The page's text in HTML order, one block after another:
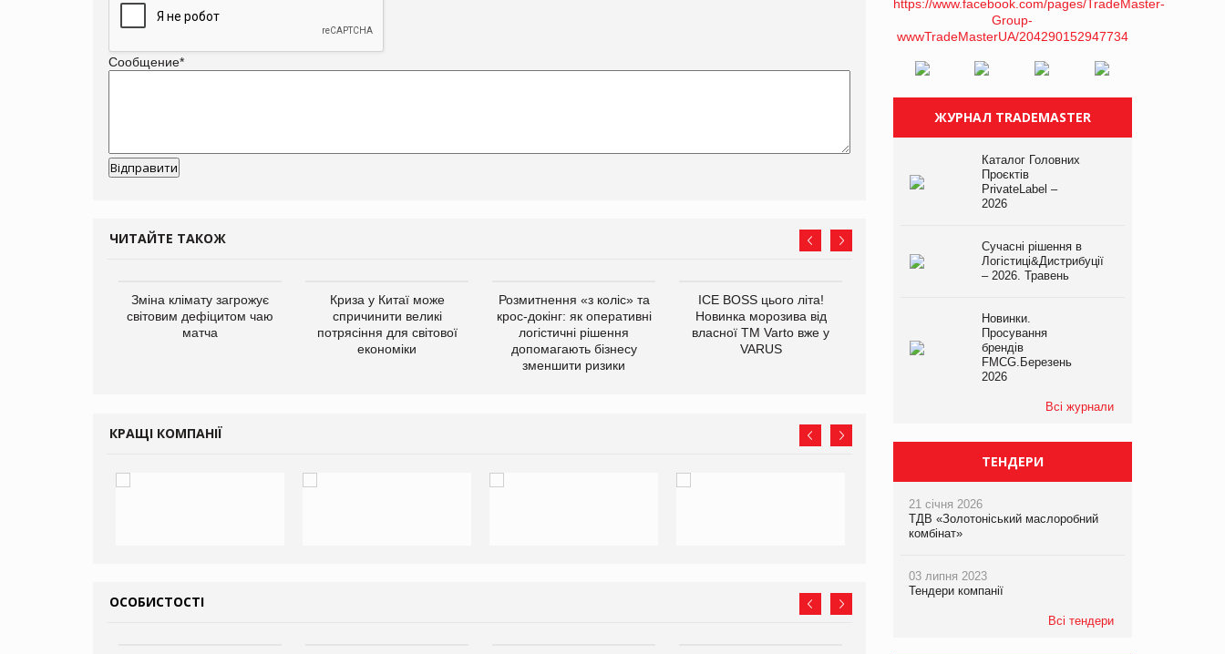
Сообщение*
ЧИТАЙТЕ ТАКОЖ
Зміна клімату загрожує
світовим дефіцитом чаю
матча
Криза у Китаї може
спричинити великі
потрясіння для світової
економіки
Розмитнення «з коліс» та
крос-докінг: як оперативні
логістичні рішення
допомагають бізнесу
зменшити ризики
ICE BOSS цього літа!
Новинка морозива від
власної ТМ Varto вже у
VARUS
кампанію «Хто б знав» про
асортимент, якого покупці
не очікують побачити на
КРАЩІ КОМПАНІЇ
ОСОБИСТОСТІ
ЖУРНАЛ TRADEMASTER
Каталог Головних
Проєктів
PrivateLabel –
2026
Сучасні рішення в
Логістиці&Дистрибуції
– 2026. Травень
Новинки.
Просування
брендів
FMCG.Березень
2026
Всі журнали
ТЕНДЕРИ
21 січня 2026
ТДВ «Золотоніський маслоробний
комбінат»
03 липня 2023
Тендери компанії
Всі тендери